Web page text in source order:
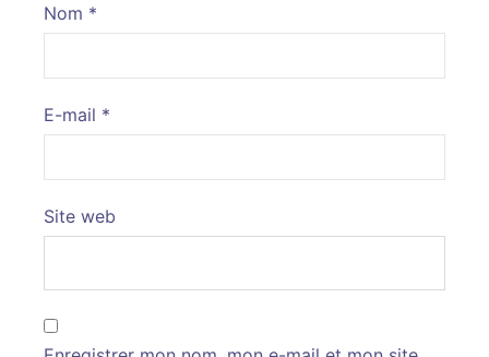
Nom *
E-mail *
Site web